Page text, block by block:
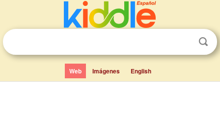
Web Imágenes English